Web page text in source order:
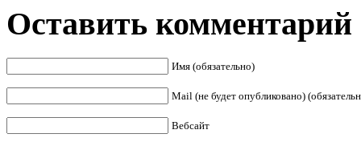
Оставить комментарий
Имя (обязательно)
Mail (не будет опубликовано)
Вебсайт